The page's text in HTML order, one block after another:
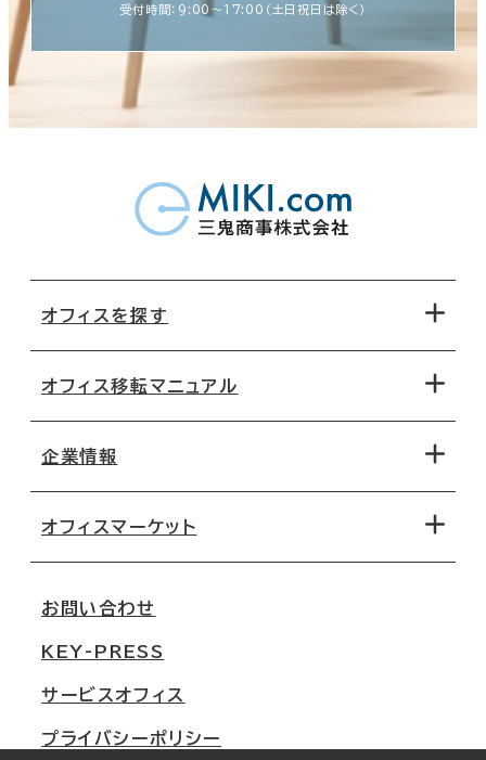
受付時間：9:00〜17:00（土日祝日は除く）
オフィスを探す
地図から探す
路線・駅から探す
オフィス移転マニュアル
移転コストシミュレーション
移転スケジュール
オフィス移転Q&A
企業情報
オフィスマーケット
大阪
名古屋
札幌
お問い合わせ
KEY-PRESS
サービスオフィス
プライバシーポリシー